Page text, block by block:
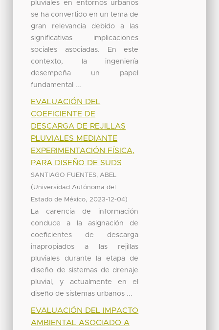
pluviales en entornos urbanos
se ha convertido en un tema de
gran relevancia debido a las
significativas implicaciones
sociales asociadas. En este
contexto, la ingeniería
desempeña un papel
fundamental ...
EVALUACIÓN DEL
COEFICIENTE DE
DESCARGA DE REJILLAS
PLUVIALES MEDIANTE
EXPERIMENTACIÓN FÍSICA,
PARA DISEÑO DE SUDS
SANTIAGO FUENTES, ABEL
(Universidad Autónoma del
Estado de México, 2023-12-04)
La carencia de información
conduce a la asignación de
coeficientes de descarga
inapropiados a las rejillas
pluviales durante la etapa de
diseño de sistemas de drenaje
pluvial, y actualmente en el
diseño de sistemas urbanos ...
EVALUACIÓN DEL IMPACTO
AMBIENTAL ASOCIADO A